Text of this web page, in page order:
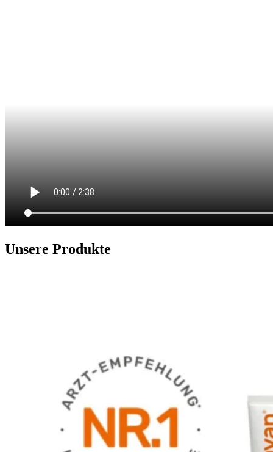
Unsere Produkte